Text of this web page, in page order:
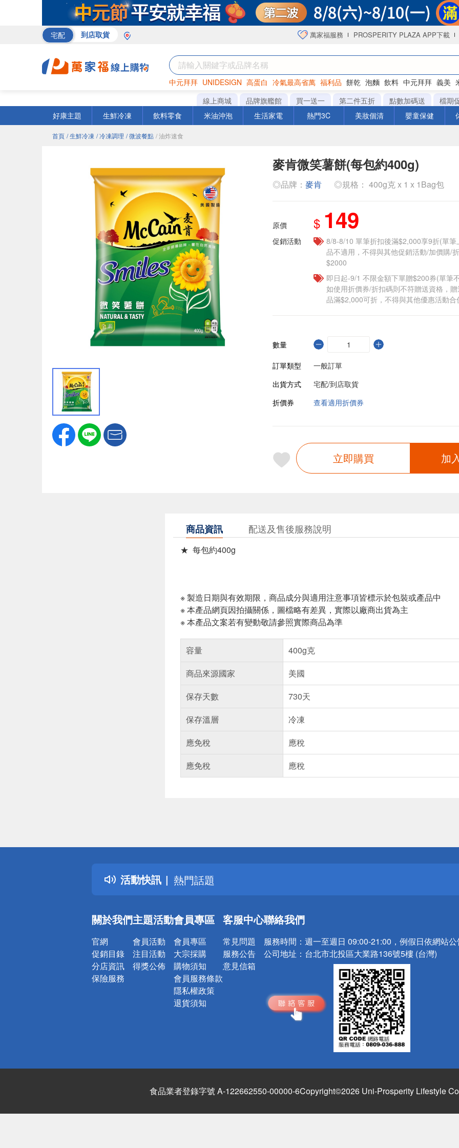
宅配 到店取貨 萬家福服務 PROSPERITY PLAZA APP下載
中元拜拜 UNIDESIGN 高蛋白 冷氣最高省萬 福利品 餅乾 泡麵 飲料 中元拜拜 義美
罐頭 咖啡 海苔
線上商城 品牌旗艦館 買一送一 第二件五折 點數加碼送
檔期
好康主題
生鮮冷凍 飲料零食 米油沖泡 生活家電 熱門3C 美妝個清 嬰童保健
首頁 / 生鮮冷凍 / 冷凍調理 / 微波餐點 / 油炸速食
麥肯微笑薯餅(每包約400g)
◎品牌： 麥肯 ◎規格： 400g克 x 1 x 1Bag包
原價 $ 149
促銷活動
8/8-8/10 單筆折扣後滿$2,000享9折(單
品不適用，不得與其他促銷活動/加價購/
$2000
即日起-9/1 不限金額下單贈$200券(單筆
如使用折價券/折扣碼則不符贈送資格，
品滿$2,000可折，不得與其他優惠活動合
數量
訂單類型
一般訂單
出貨方式
宅配/到店取貨
折價券
查看適用折價券
立即購買 加
商品資訊 配送及售後服務說明
★ 每包約400g
※ 製造日期與有效期限，商品成分與適用注意事項皆標示於包裝或產品中
※ 本產品網頁因拍攝關係，圖檔略有差異，實際以廠商出貨為主
※ 本產品文案若有變動敬請參照實際商品為準
容量
400g克
商品來源國家
美國
保存天數
730天
保存溫層
冷凍
應免稅
應稅
應免稅
應稅
活動快訊
詐騙網頁！請小心！
得獎公告
熱門話題
銀行優惠
詐騙網頁！請小心！
關於我們
官網
促銷目錄
分店資訊
保險服務
主題活動
會員活動
注目活動
得獎公佈
會員專區
會員專區
大宗採購
購物須知
會員服務條款
隱私權政策
退貨須知
客服中心
常見問題
服務公告
意見信箱
聯絡我們
服務時間： 週一至週日 09:00-21:00，例假日依網站
公司地址： 台北市北投區大業路136號5樓 (台灣)
食品業者登錄字號 A-122662550-00000-6Copyright©2026 Uni-Prosperity Lifestyle